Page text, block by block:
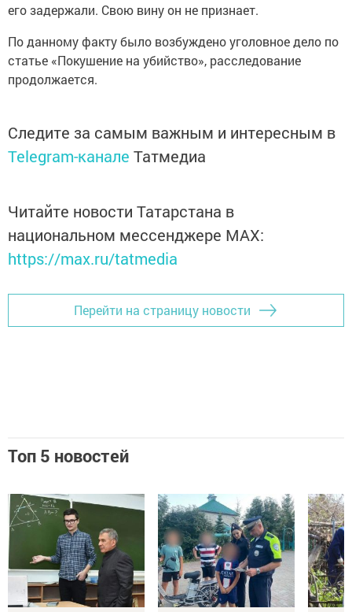
его задержали. Свою вину он не признает.
По данному факту было возбуждено уголовное дело по
статье «Покушение на убийство», расследование
продолжается.
Следите за самым важным и интересным в
Telegram-канале Татмедиа
Читайте новости Татарстана в
национальном мессенджере MАХ:
https://max.ru/tatmedia
Перейти на страницу новости
Топ 5 новостей